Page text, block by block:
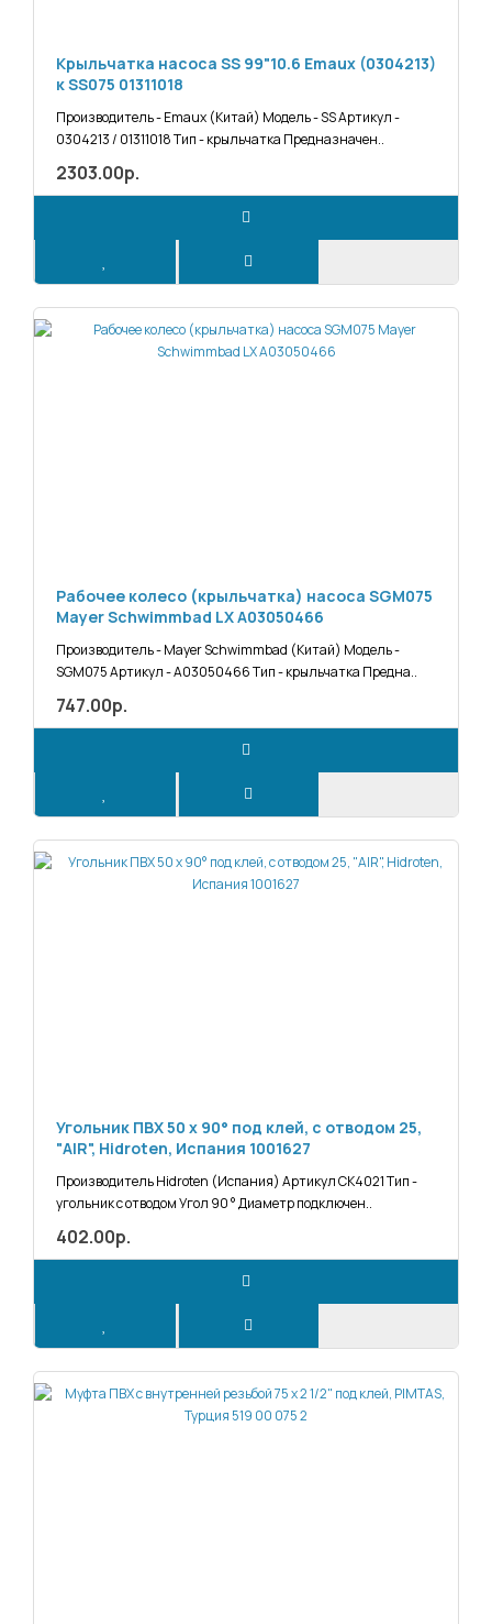
Крыльчатка насоса SS 99"10.6 Emaux (0304213)
к SS075 01311018
Производитель - Emaux (Китай) Модель - SS Артикул -
0304213 / 01311018 Тип - крыльчатка Предназначен..
2303.00р.
Рабочее колесо (крыльчатка) насоса SGM075
Mayer Schwimmbad LX A03050466
Производитель - Mayer Schwimmbad (Китай) Модель -
SGM075 Артикул - A03050466 Тип - крыльчатка Предна..
747.00р.
Угольник ПВХ 50 х 90° под клей, с отводом 25,
"AIR", Hidroten, Испания 1001627
Производитель Hidroten (Испания) Артикул СК4021 Тип -
угольник с отводом Угол 90 ° Диаметр подключен..
402.00р.